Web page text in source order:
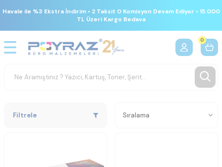
Havale ile %3 Ekstra İndirim • 2 Taksit 0 Komisyon Devam Ediyor • 15.000
TL Üzeri Kargo Bedava
0
Filtrele